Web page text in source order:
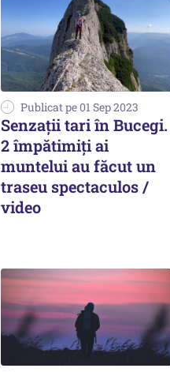
Publicat pe 01 Sep 2023
Senzații tari în Bucegi.
2 împătimiți ai
muntelui au făcut un
traseu spectaculos /
video